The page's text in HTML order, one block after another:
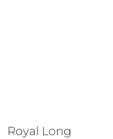
Royal Long